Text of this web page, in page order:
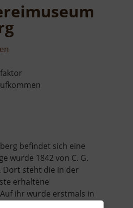
befindet sich eine
wurde 1842 von C. G.
Dort steht die in der
erhaltene
ihr wurde erstmals in